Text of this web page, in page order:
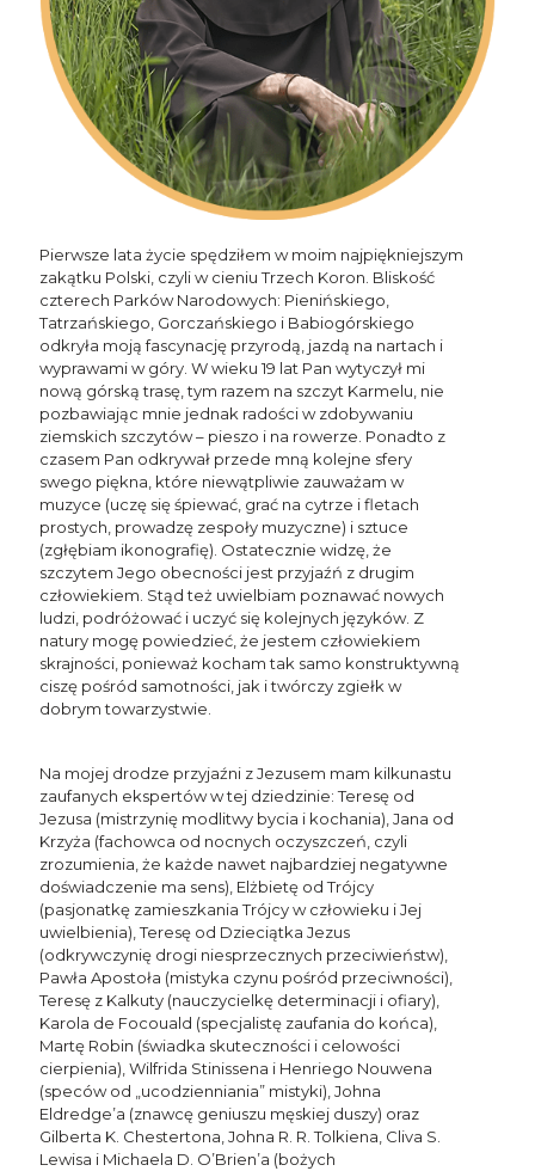
Pierwsze lata życie spędziłem w moim najpiękniejszym
zakątku Polski, czyli w cieniu Trzech Koron. Bliskość
czterech Parków Narodowych: Pienińskiego,
Tatrzańskiego, Gorczańskiego i Babiogórskiego
odkryła moją fascynację przyrodą, jazdą na nartach i
wyprawami w góry. W wieku 19 lat Pan wytyczył mi
nową górską trasę, tym razem na szczyt Karmelu, nie
pozbawiając mnie jednak radości w zdobywaniu
ziemskich szczytów – pieszo i na rowerze. Ponadto z
czasem Pan odkrywał przede mną kolejne sfery
swego piękna, które niewątpliwie zauważam w
muzyce (uczę się śpiewać, grać na cytrze i fletach
prostych, prowadzę zespoły muzyczne) i sztuce
(zgłębiam ikonografię). Ostatecznie widzę, że
szczytem Jego obecności jest przyjaźń z drugim
człowiekiem. Stąd też uwielbiam poznawać nowych
ludzi, podróżować i uczyć się kolejnych języków. Z
natury mogę powiedzieć, że jestem człowiekiem
skrajności, ponieważ kocham tak samo konstruktywną
ciszę pośród samotności, jak i twórczy zgiełk w
dobrym towarzystwie.
Na mojej drodze przyjaźni z Jezusem mam kilkunastu
zaufanych ekspertów w tej dziedzinie: Teresę od
Jezusa (mistrzynię modlitwy bycia i kochania), Jana od
Krzyża (fachowca od nocnych oczyszczeń, czyli
zrozumienia, że każde nawet najbardziej negatywne
doświadczenie ma sens), Elżbietę od Trójcy
(pasjonatkę zamieszkania Trójcy w człowieku i Jej
uwielbienia), Teresę od Dzieciątka Jezus
(odkrywczynię drogi niesprzecznych przeciwieństw),
Pawła Apostoła (mistyka czynu pośród przeciwności),
Teresę z Kalkuty (nauczycielkę determinacji i ofiary),
Karola de Focouald (specjalistę zaufania do końca),
Martę Robin (świadka skuteczności i celowości
cierpienia), Wilfrida Stinissena i Henriego Nouwena
(speców od „ucodzienniania” mistyki), Johna
Eldredge’a (znawcę geniuszu męskiej duszy) oraz
Gilberta K. Chestertona, Johna R. R. Tolkiena, Cliva S.
Lewisa i Michaela D. O’Brien’a (bożych